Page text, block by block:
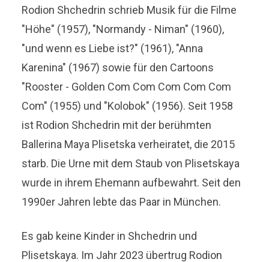
Rodion Shchedrin schrieb Musik für die Filme
"Höhe" (1957), "Normandy - Niman" (1960),
"und wenn es Liebe ist?" (1961), "Anna
Karenina" (1967) sowie für den Cartoons
"Rooster - Golden Com Com Com Com Com
Com" (1955) und "Kolobok" (1956). Seit 1958
ist Rodion Shchedrin mit der berühmten
Ballerina Maya Plisetska verheiratet, die 2015
starb. Die Urne mit dem Staub von Plisetskaya
wurde in ihrem Ehemann aufbewahrt. Seit den
1990er Jahren lebte das Paar in München.
Es gab keine Kinder in Shchedrin und
Plisetskaya. Im Jahr 2023 übertrug Rodion